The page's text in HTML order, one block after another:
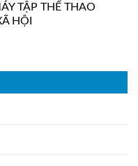
TẬP THỂ THAO
HỘI